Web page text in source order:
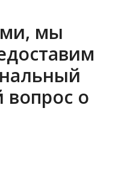
мы
вопрос о